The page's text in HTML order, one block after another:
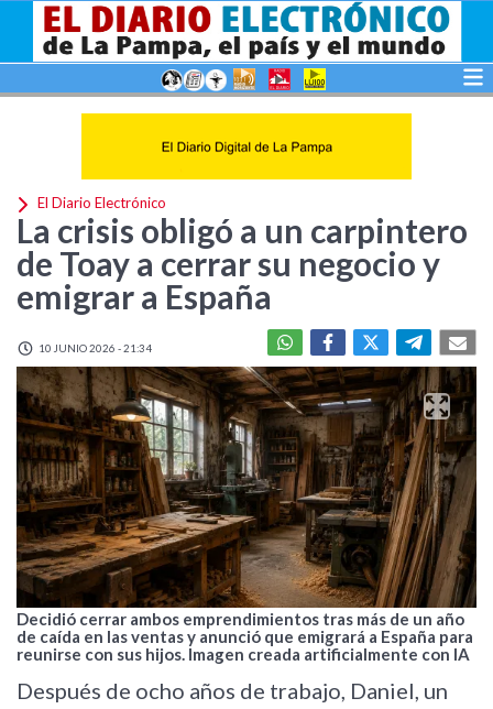
El Diario Electrónico
La crisis obligó a un carpintero
de Toay a cerrar su negocio y
emigrar a España
10 JUNIO 2026 - 21:34
Decidió cerrar ambos emprendimientos tras más de un año
de caída en las ventas y anunció que emigrará a España para
reunirse con sus hijos. Imagen creada artificialmente con IA
Después de ocho años de trabajo, Daniel, un